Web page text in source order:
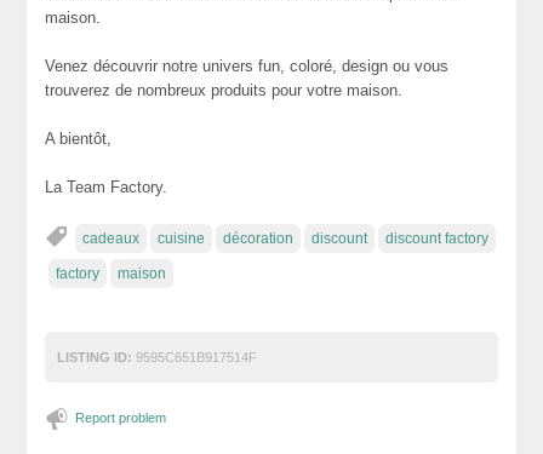
maison.
Venez découvrir notre univers fun, coloré, design ou vous
trouverez de nombreux produits pour votre maison.
A bientôt,
La Team Factory.
cadeaux cuisine décoration discount discount factory
factory maison
LISTING ID: 9595C651B917514F
Report problem